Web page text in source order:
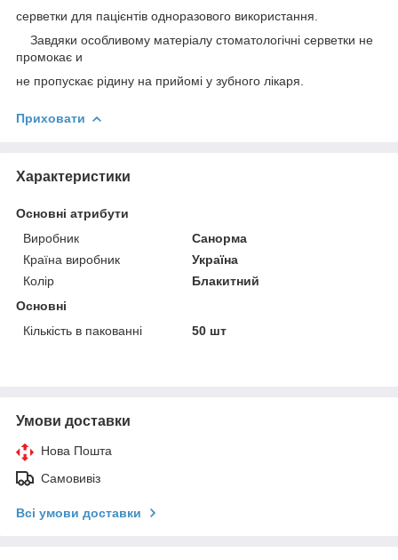
серветки для пацієнтів одноразового використання.
Завдяки особливому матеріалу стоматологічні серветки не
промокає и
не пропускає рідину на прийомі у зубного лікаря.
Приховати
Характеристики
Основні атрибути
Виробник
Санорма
Країна виробник
Україна
Колір
Блакитний
Основні
Кількість в пакованні
50 шт
Умови доставки
Нова Пошта
Самовивіз
Всі умови доставки